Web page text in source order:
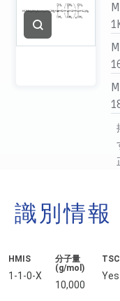
見積発行
識別情報
HMIS
1-1-0-X
分子量
(g/mol)
10,000
Yes